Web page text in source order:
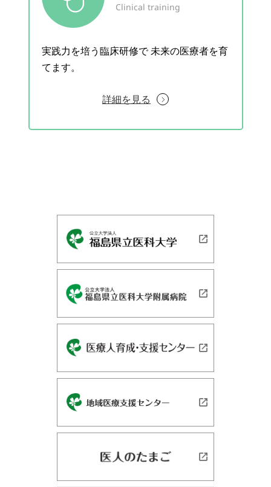
Clinical training
実践力を培う臨床研修で未来の医療者を育
てます。
詳細を見る